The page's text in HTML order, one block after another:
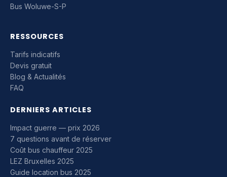
Bus Woluwe-S-P
RESSOURCES
Tarifs indicatifs
Devis gratuit
Blog & Actualités
FAQ
DERNIERS ARTICLES
Impact guerre — prix 2026
7 questions avant de réserver
Coût bus chauffeur 2025
LEZ Bruxelles 2025
Guide location bus 2025